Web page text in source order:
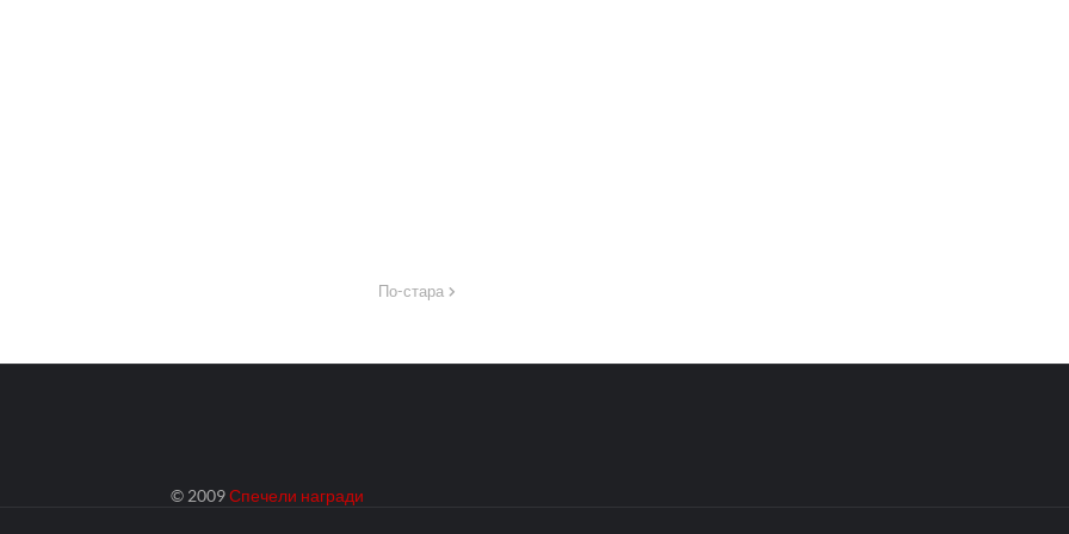
По-стара
© 2009Спечели награди